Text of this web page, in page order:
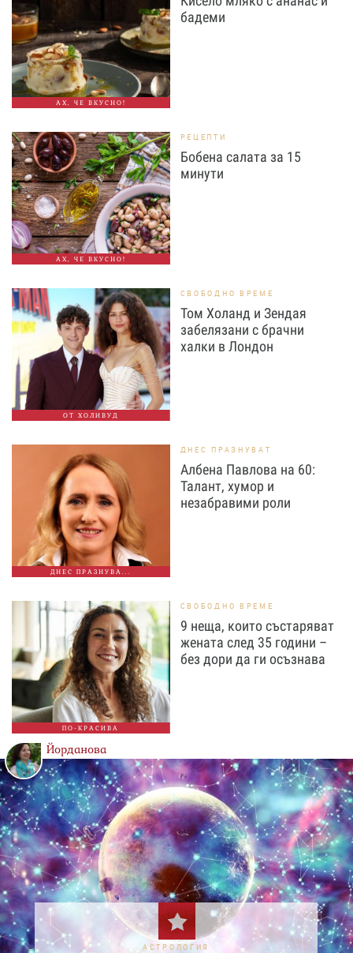
АХ, ЧЕ ВКУСНО!
бадеми
АХ, ЧЕ ВКУСНО!
РЕЦЕПТИ
Бобена салата за 15
минути
ОТ ХОЛИВУД
СВОБОДНО ВРЕМЕ
Том Холанд и Зендая
забелязани с брачни
халки в Лондон
ДНЕС ПРАЗНУВА...
ДНЕС ПРАЗНУВАТ
Албена Павлова на 60:
Талант, хумор и
незабравими роли
ПО-КРАСИВА
СВОБОДНО ВРЕМЕ
9 неща, които състаряват
жената след 35 години –
без дори да ги осъзнава
Йорданова
АСТРОЛОГИЯ